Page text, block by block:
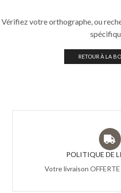
Vérifiez votre orthographe, ou
RETOUR À LA
POLITIQUE DE
Votre livraison